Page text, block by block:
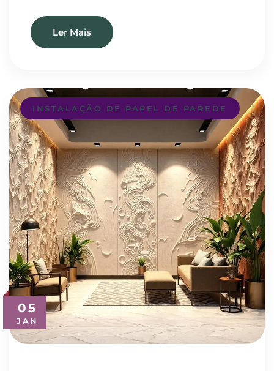
Ler Mais
05
JAN
INSTALAÇÃO DE PAPEL DE PAREDE